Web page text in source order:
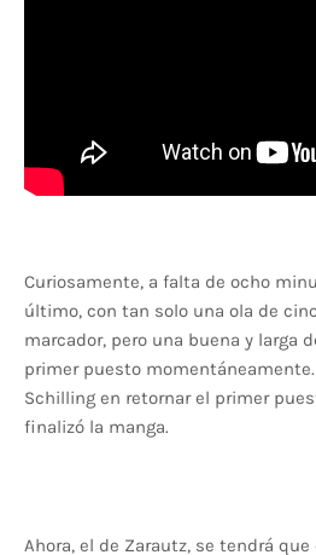
Curiosamente, a falta de ocho
último, con tan solo una ola de
marcador, pero una buena y larga
primer puesto
Schilling en retornar el primer
finalizó la manga.
Ahora, el de Zarautz, se tendrá